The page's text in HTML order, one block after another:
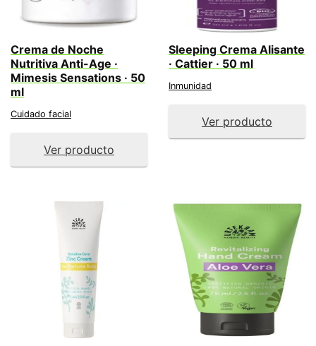
Crema de Noche
Nutritiva Anti-Age ·
Mimesis Sensations · 50
ml
Cuidado facial
Ver producto
Sleeping Crema Alisante
· Cattier · 50 ml
Inmunidad
Ver producto